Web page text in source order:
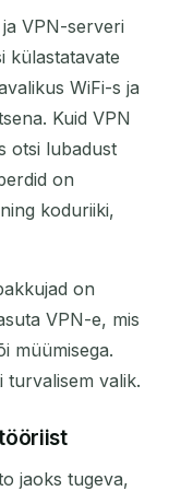
VPN-serveri
külastatavate
WiFi-s ja
Kuid VPN
otsi lubadust
on
koduriiki,
on
VPN-e, mis
müümisega.
turvalisem valik.
jaoks tugeva,